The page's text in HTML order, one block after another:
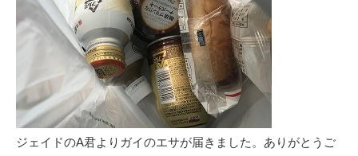
ジェイドのA君よりガイのエサが届きました。ありがとうご